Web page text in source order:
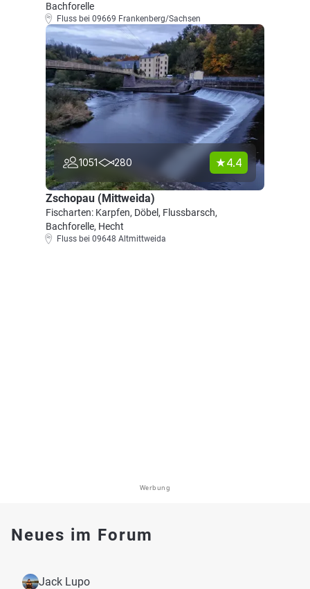
Bachforelle
Fluss bei 09669 Frankenberg/Sachsen
1051 280 4.4
Zschopau (Mittweida)
Fischarten: Karpfen, Döbel, Flussbarsch,
Bachforelle, Hecht
Fluss bei 09648 Altmittweida
Werbung
Neues im Forum
Jack Lupo